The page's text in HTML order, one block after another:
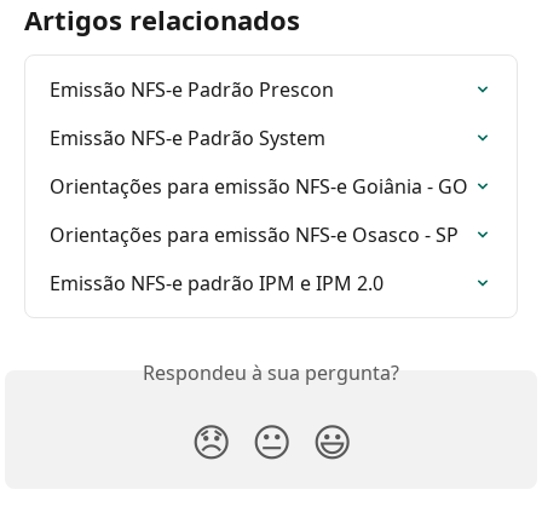
Artigos relacionados
Emissão NFS-e Padrão Prescon
Emissão NFS-e Padrão System
Orientações para emissão NFS-e Goiânia - GO
Orientações para emissão NFS-e Osasco - SP
Emissão NFS-e padrão IPM e IPM 2.0
Respondeu à sua pergunta?
😞 😐 😃